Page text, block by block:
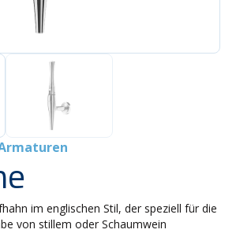
im englischen Stil, der speziell für die
von stillem oder Schaumwein